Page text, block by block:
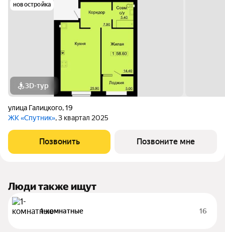
новостройка
3D-тур
улица Галицкого,19
ЖК «Спутник», 3 квартал 2025
Позвонить Позвоните мне
Люди также ищут
1-комнатные 16